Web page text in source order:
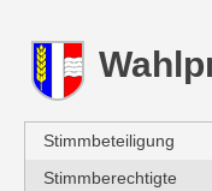
Stimmbeteiligung
Stimmberechtigte